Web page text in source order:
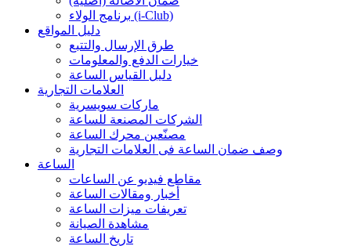
برنامج الولاء (i-Club)
دليل المواقع
طرق الإرسال والتتبع
خيارات الدفع والمعلومات
دليل القياس الساعة
العلامات التجارية
ماركات سويسرية
الشركات المصنعة للساعة
مصنّعين محرك الساعة
وصف ضمان الساعة فی العلامات التجارية
الساعة
مقاطع فيديو عن الساعات
أخبار ومقالات الساعة
تعريفات ميزات الساعة
مشاهدة الصيانة
تاريخ الساعة